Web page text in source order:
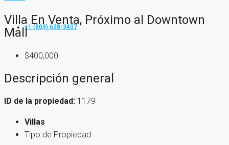
+1 (809) 638-3407
Villa En Venta, Próximo al Downtown
Mall
$400,000
Descripción general
ID de la propiedad: 1179
Villas
Tipo de Propiedad